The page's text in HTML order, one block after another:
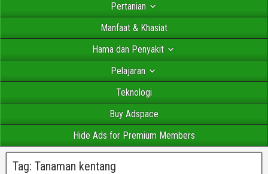
Pertanian
Manfaat & Khasiat
Hama dan Penyakit
Pelajaran
Teknologi
Buy Adspace
Hide Ads for Premium Members
Tag: Tanaman kentang